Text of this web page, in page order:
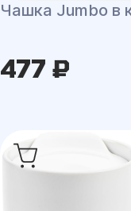
Чашка Jumbo в
477 ₽